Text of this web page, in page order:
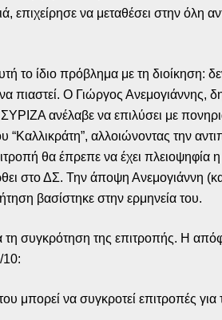
να μεταθέσει στην όλη
το ίδιο πρόβλημα με τη
πιαστεί. Ο Γιώργος Ανεμογιάννης,
ανέλαβε να επιλύσει με
αλλοιώνοντας την
θα έπρεπε να έχει
στο ΔΣ. Την άποψη Ανεμογιάννη
βασίστηκε στην ερμηνεία του.
συγκρότηση της επιτροπής. Η
10:
μπορεί να συγκροτεί επιτροπές